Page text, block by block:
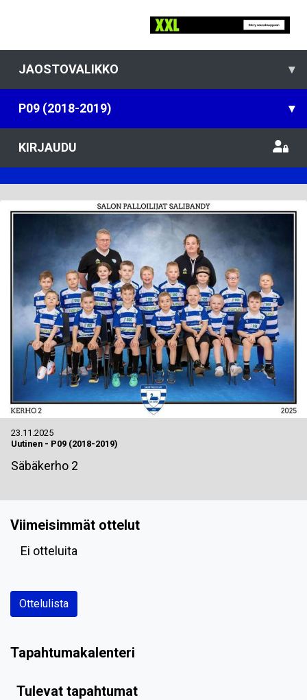
JAOSTOVALIKKO ▾
P09 (2018-2019) ▾
KIRJAUDU
23.11.2025
Uutinen - P09 (2018-2019)
Säbäkerho 2
Viimeisimmät ottelut
Ei otteluita
Ottelulista
Tapahtumakalenteri
Tulevat tapahtumat